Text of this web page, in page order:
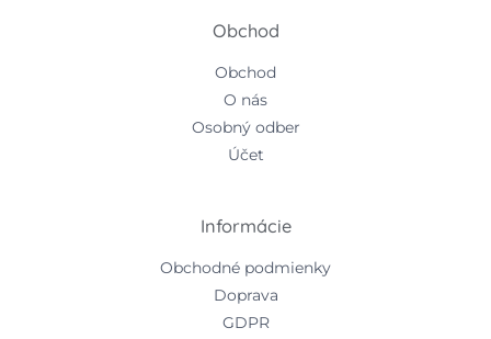
Obchod
Obchod
O nás
Osobný odber
Účet
Informácie
Obchodné podmienky
Doprava
GDPR